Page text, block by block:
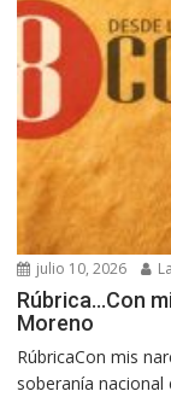
julio 10, 2026
Rúbrica…Con
Moreno
RúbricaCon mis
soberanía nacional